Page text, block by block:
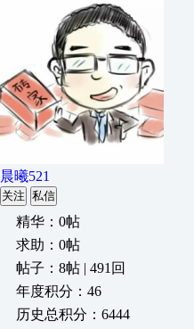
晨曦521
关注 私信
精华：0帖
求助：0帖
帖子：8帖 | 491回
年度积分：46
历史总积分：6444